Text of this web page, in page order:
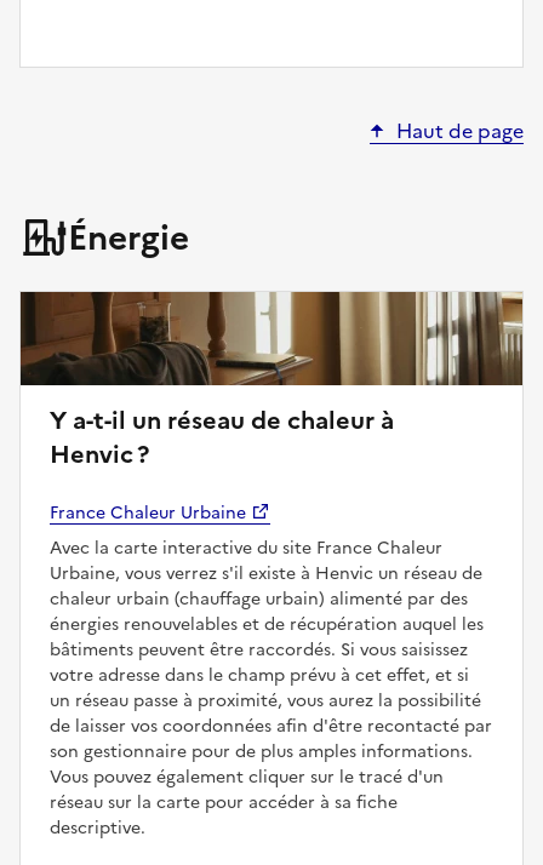
Haut de page
Énergie
Y a-t-il un réseau de chaleur à
Henvic ?
France Chaleur Urbaine
Avec la carte interactive du site France Chaleur
Urbaine, vous verrez s'il existe à Henvic un réseau de
chaleur urbain (chauffage urbain) alimenté par des
énergies renouvelables et de récupération auquel les
bâtiments peuvent être raccordés. Si vous saisissez
votre adresse dans le champ prévu à cet effet, et si
un réseau passe à proximité, vous aurez la possibilité
de laisser vos coordonnées afin d'être recontacté par
son gestionnaire pour de plus amples informations.
Vous pouvez également cliquer sur le tracé d'un
réseau sur la carte pour accéder à sa fiche
descriptive.